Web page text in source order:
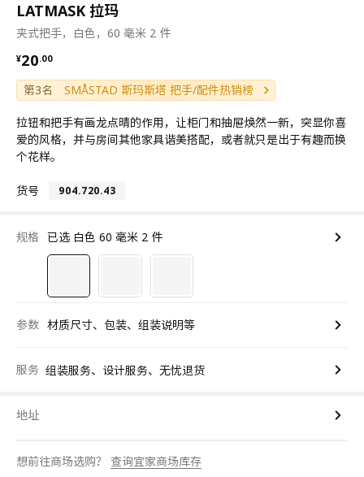
LATMASK 拉玛
夹式把手，白色，60 毫米 2 件
¥20.00
¥ 20.00
第3名 SMÅSTAD 斯玛斯塔 把手/配件热销榜
拉钮和把手有画龙点晴的作用，让柜门和抽屉焕然一新，突显你喜
爱的风格，并与房间其他家具谐美搭配，或者就只是出于有趣而换
个花样。
货号 904.720.43
规格 已选 白色 60 毫米 2 件
参数 材质尺寸、包装、组装说明等
服务 组装服务、设计服务、无忧退货
地址
想前往商场选购？ 查询宜家商场库存